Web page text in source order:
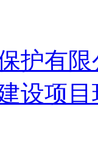
护有
设项